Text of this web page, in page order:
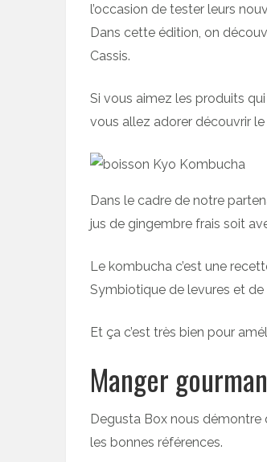
l’occasion de tester leurs
Dans cette édition, on
Cassis.
Si vous aimez les produits
vous allez adorer découvrir le
Dans le cadre de notre
jus de gingembre frais soit
Le kombucha c’est une
Symbiotique de levures et de
Et ça c’est très bien pour
Manger
Degusta Box nous démontre
les bonnes références.